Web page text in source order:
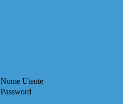
Nome Utente
Password